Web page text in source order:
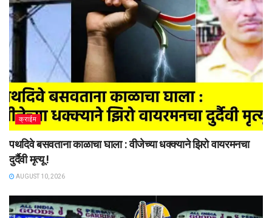
क्राईम
पथदिवे बसवताना काळाचा घाला : वीजेच्या धक्क्याने झिरो वायरमनचा
दुर्दैवी मृत्यू !
AUGUST 10, 2026